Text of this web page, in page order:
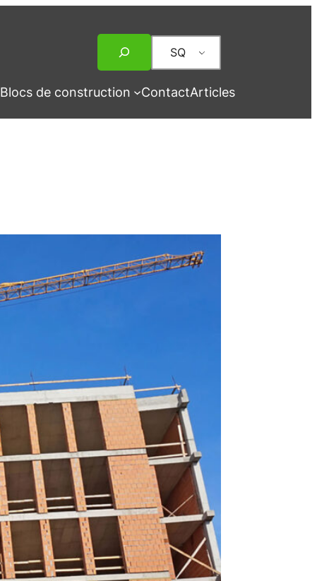
SQ
Blocs de construction ContactArticles